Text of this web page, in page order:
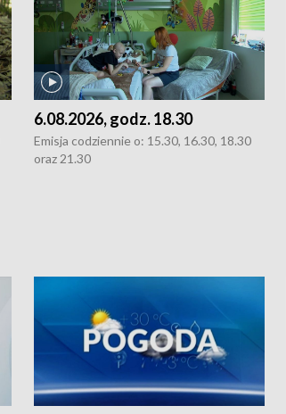
6.08.2026, godz. 18.30
Emisja codziennie o: 15.30, 16.30, 18.30
oraz 21.30